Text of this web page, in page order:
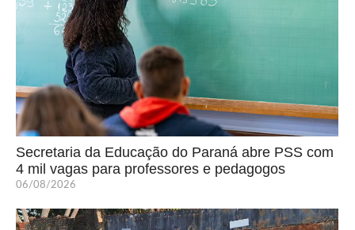
Secretaria da Educação do Paraná abre PSS com
4 mil vagas para professores e pedagogos
06/08/2026